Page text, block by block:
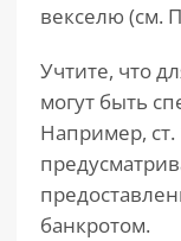
векселю (см.
Учтите, что
могут быть
Например, ст.
банкротом.